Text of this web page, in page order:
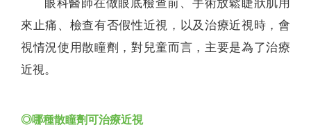
眼科醫師在做眼底檢查前、手術放鬆睫狀肌用
來止痛、檢查有否假性近視，以及治療近視時，會
視情況使用散瞳劑，對兒童而言，主要是為了治療
近視。
◎哪種散瞳劑可治療近視